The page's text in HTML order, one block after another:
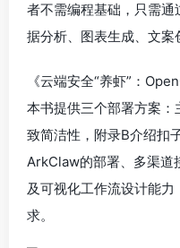
者不需编程基础，只需
据分析、图表生成、文案
《云端安全“养虾”：
本书提供三个部署方案
致简洁性，附录B介绍扣
ArkClaw的部署、多渠道
及可视化工作流设计能
求。